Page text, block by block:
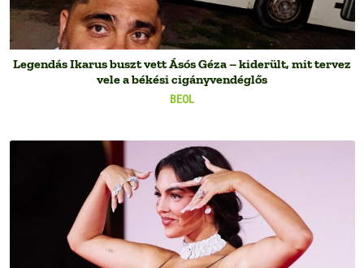
BEOL
Legendás Ikarus buszt vett Ásós Géza – kiderült, mit tervez
vele a békési cigányvendéglős